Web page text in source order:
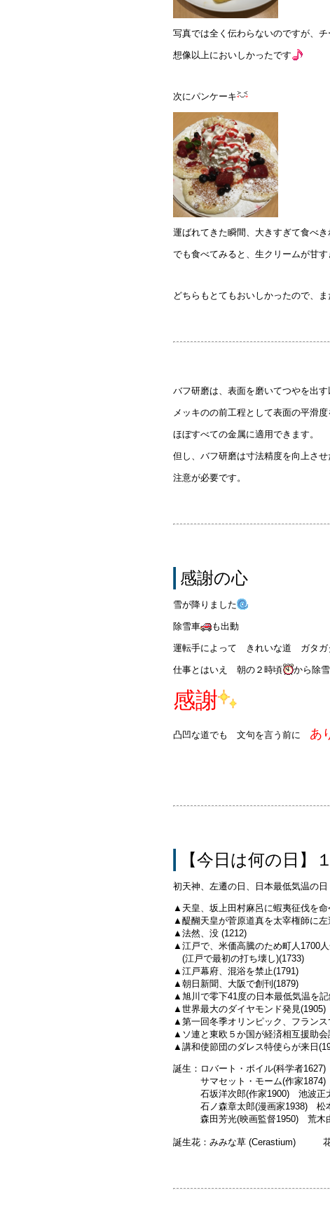
写真では全く伝わらないのですが、
想像以上においしかったです
次にパンケーキ
運ばれてきた瞬間、大きすぎて食べ
でも食べてみると、生クリームが甘
どちらもとてもおいしかったので、
バフ研磨は、表面を磨いてつやを出
メッキのの前工程として表面の平滑
ほぼすべての金属に適用できます。
但し、バフ研磨は寸法精度を向上さ
注意が必要です。
感謝の心
雪が降りました
除雪車 も出動
運転手によって きれいな道 ガタ
仕事とはいえ 朝の２時頃 から除
感謝
凸凹な道でも 文句を言う前に あ
【今日は何の日】
初天神、左遷の日、日本最低気温の日
▲天皇、坂上田村麻呂に蝦夷征伐を命
▲醍醐天皇が菅原道真を太宰権師に左
▲法然、没 (1212)
▲江戸で、米価高騰のため町人1700
(江戸で最初の打ち壊し)(1733)
▲江戸幕府、混浴を禁止(1791)
▲朝日新聞、大阪で創刊(1879)
▲旭川で零下41度の日本最低気温を記
▲世界最大のダイヤモンド発見(1905)
▲第一回冬季オリンピック、フランス
▲ソ連と東欧５か国が経済相互援助会
▲講和使節団のダレス特使らが来日
誕生：ロバート・ボイル(科学者
サマセット・モーム(作家1874)
石坂洋次郎(作家1900) 池波正太
石ノ森章太郎(漫画家1938) 松本
森田芳光(映画監督1950) 荒木由
誕生花：みみな草 (Cerastium) 花